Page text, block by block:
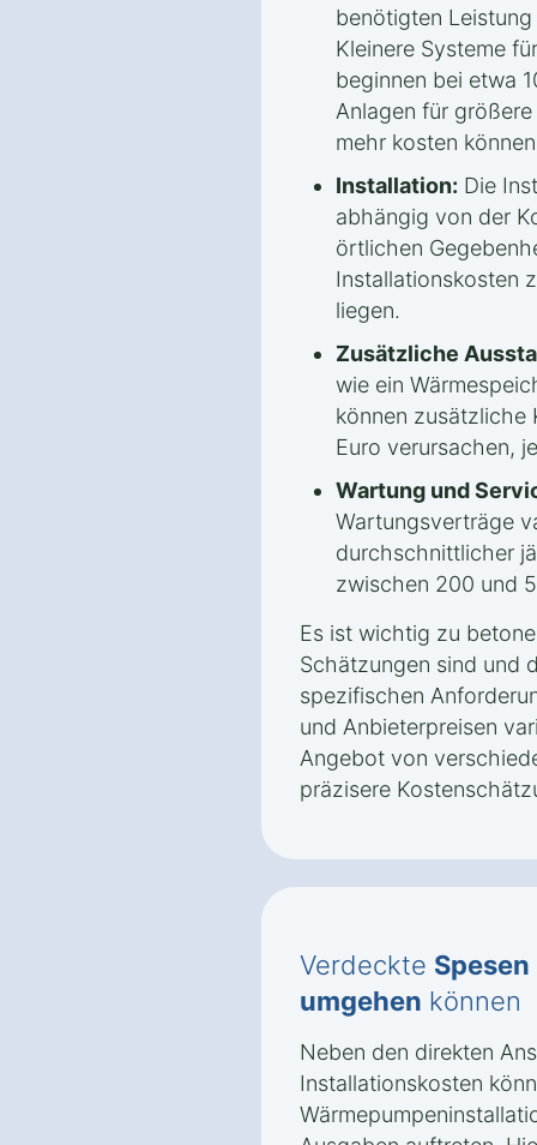
benötigten
Kleinere Systeme
beginnen bei etwa
Anlagen für
mehr kosten
Installation: Die
abhängig von der
örtlichen
Installationskosten
liegen.
Zusätzliche
wie ein
können zusätzliche
Euro verursachen,
Wartung und
Wartungsverträge
durchschnittlicher
zwischen 200 und
Es ist wichtig zu
Schätzungen sind und
spezifischen
und Anbieterpreisen
Angebot von
präzisere
Verdeckte Spesen
umgehen können
Neben den direkten
Installationskosten